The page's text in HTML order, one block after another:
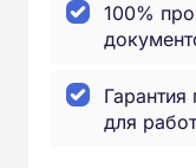
100%
для